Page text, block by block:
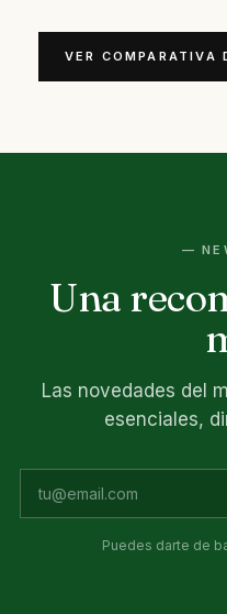
VER COMPARATIVA
—
Una
Las novedades del
esenciales,
Puedes darte de